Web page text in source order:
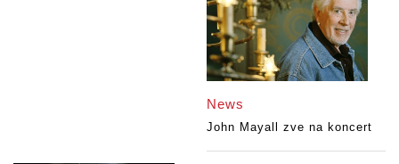
News
John Mayall zve na koncert